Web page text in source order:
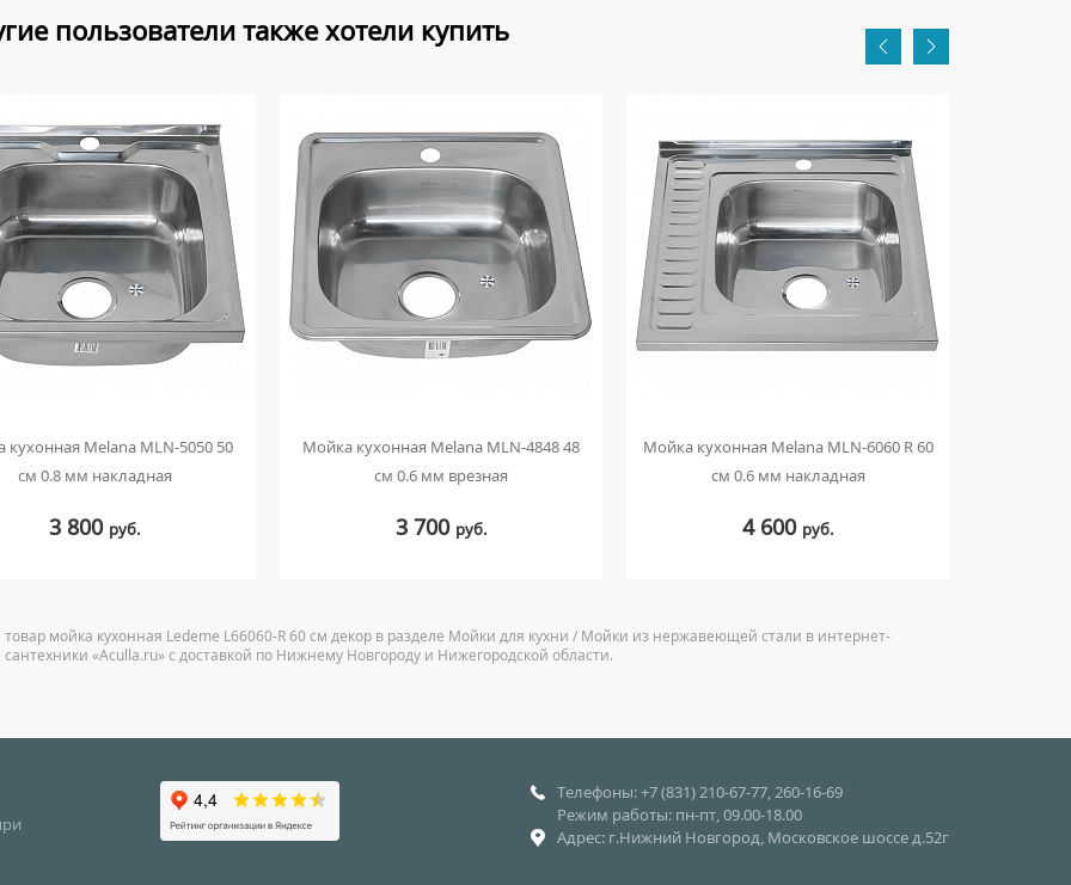
пользователи также хотели купить
кухонная Melana MLN-5050 50
см 0.8 мм накладная
3 800 руб.
Мойка кухонная Melana MLN-4848 48
см 0.6 мм врезная
3 700 руб.
Мойка кухонная Melana MLN-6060 R 60
см 0.6 мм накладная
4 600 руб.
товар мойка кухонная Ledeme L66060-R 60 см декор в разделе Мойки для кухни / Мойки из нержавеющей стали в интернет-
сантехники «Aculla.ru» с доставкой по Нижнему Новгороду и Нижегородской области.
Телефоны: +7 (831) 210-67-77, 260-16-69
Режим работы: пн-пт, 09.00-18.00
Адрес: г.Нижний Новгород, Московское шоссе д.52г